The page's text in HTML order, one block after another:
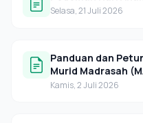
Selasa, 21 Juli 2026
Panduan dan
Murid Madrasah
Kamis, 2 Juli 2026